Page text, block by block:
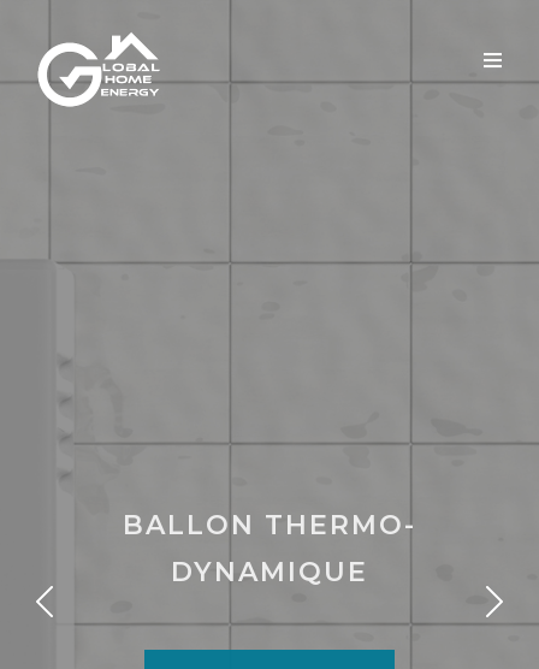
BALLON THERMO-
DYNAMIQUE